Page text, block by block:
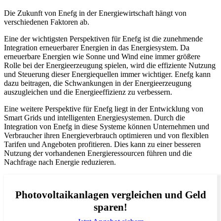
Die Zukunft von Enefg in der Energiewirtschaft hängt von
verschiedenen Faktoren ab.
Eine der wichtigsten Perspektiven für Enefg ist die zunehmende
Integration erneuerbarer Energien in das Energiesystem. Da
erneuerbare Energien wie Sonne und Wind eine immer größere
Rolle bei der Energieerzeugung spielen, wird die effiziente Nutzung
und Steuerung dieser Energiequellen immer wichtiger. Enefg kann
dazu beitragen, die Schwankungen in der Energieerzeugung
auszugleichen und die Energieeffizienz zu verbessern.
Eine weitere Perspektive für Enefg liegt in der Entwicklung von
Smart Grids und intelligenten Energiesystemen. Durch die
Integration von Enefg in diese Systeme können Unternehmen und
Verbraucher ihren Energieverbrauch optimieren und von flexiblen
Tarifen und Angeboten profitieren. Dies kann zu einer besseren
Nutzung der vorhandenen Energieressourcen führen und die
Nachfrage nach Energie reduzieren.
Photovoltaikanlagen vergleichen und Geld
sparen!